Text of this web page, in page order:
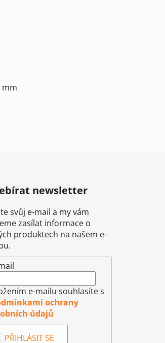
mm
newsletter
svůj e-mail a my vám
zasílat informace o
produktech na našem e-
e-mailu souhlasíte s
ochrany
údajů
PŘIHLÁSIT SE